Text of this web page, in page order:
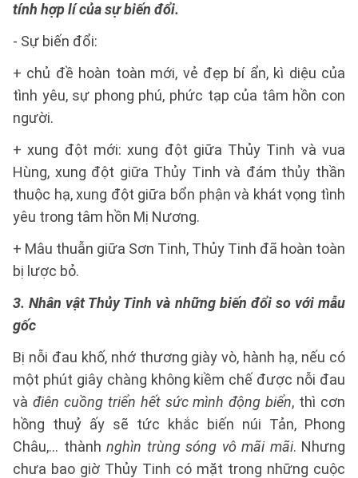
tính hợp lí của sự biến đổi.
- Sự biến đổi:
+ chủ đề hoàn toàn mới, vẻ đẹp bí ẩn, kì diệu của
tình yêu, sự phong phú, phức tạp của tâm hồn con
người.
+ xung đột mới: xung đột giữa Thủy Tinh và vua
Hùng, xung đột giữa Thủy Tinh và đám thủy thần
thuộc hạ, xung đột giữa bổn phận và khát vọng tình
yêu trong tâm hồn Mị Nương.
+ Mâu thuẫn giữa Sơn Tinh, Thủy Tinh đã hoàn toàn
bị lược bỏ.
3. Nhân vật Thủy Tinh và những biến đổi so với mẫu
gốc
Bị nỗi đau khố, nhớ thương giày vò, hành hạ, nếu có
một phút giây chàng không kiềm chế được nỗi đau
và điên cuồng triển hết sức mình động biển, thì cơn
hồng thuỷ ấy sẽ tức khắc biến núi Tản, Phong
Châu,... thành nghìn trùng sóng vô mãi mãi. Nhưng
chưa bao giờ Thủy Tinh có mặt trong những cuộc